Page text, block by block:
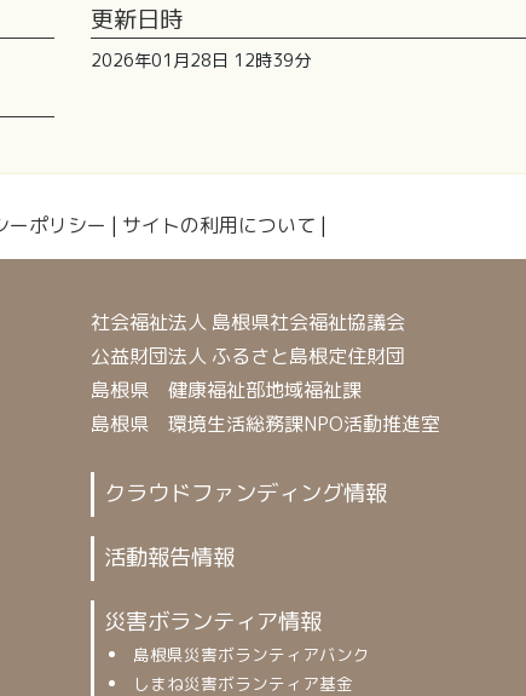
更新日時
2026年01月28日 12時39分
ーポリシー | サイトの利用について |
社会福祉法人 島根県社会福祉協議会
公益財団法人 ふるさと島根定住財団
島根県 健康福祉部地域福祉課
島根県 環境生活総務課NPO活動推進室
クラウドファンディング情報
活動報告情報
災害ボランティア情報
島根県災害ボランティアバンク
しまね災害ボランティア基金